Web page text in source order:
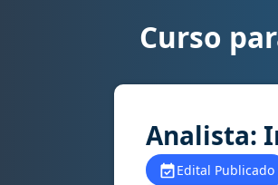
Curso para concurso
Curso
Analista:
Edital Publicado